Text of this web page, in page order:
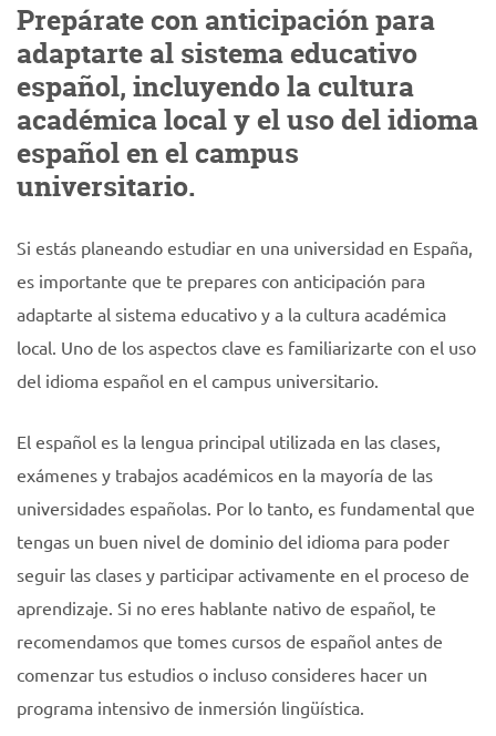
Prepárate con anticipación para
adaptarte al sistema educativo
español, incluyendo la cultura
académica local y el uso del idioma
español en el campus
universitario.
Si estás planeando estudiar en una universidad en España,
es importante que te prepares con anticipación para
adaptarte al sistema educativo y a la cultura académica
local. Uno de los aspectos clave es familiarizarte con el uso
del idioma español en el campus universitario.
El español es la lengua principal utilizada en las clases,
exámenes y trabajos académicos en la mayoría de las
universidades españolas. Por lo tanto, es fundamental que
tengas un buen nivel de dominio del idioma para poder
seguir las clases y participar activamente en el proceso de
aprendizaje. Si no eres hablante nativo de español, te
recomendamos que tomes cursos de español antes de
comenzar tus estudios o incluso consideres hacer un
programa intensivo de inmersión lingüística.